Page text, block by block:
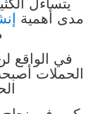
يتساءل
مدى أهمية
في الواقع
الحملات